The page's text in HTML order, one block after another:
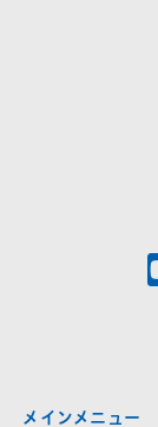
メインメニュー